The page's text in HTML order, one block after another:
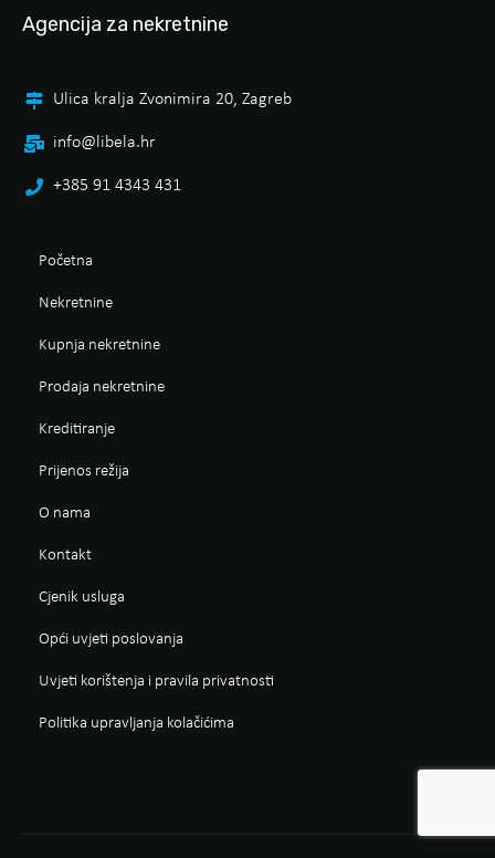
Agencija za nekretnine
Ulica kralja Zvonimira 20, Zagreb
info@libela.hr
+385 91 4343 431
Početna
Nekretnine
Kupnja nekretnine
Prodaja nekretnine
Kreditiranje
Prijenos režija
O nama
Kontakt
Cjenik usluga
Opći uvjeti poslovanja
Uvjeti korištenja i pravila privatnosti
Politika upravljanja kolačićima